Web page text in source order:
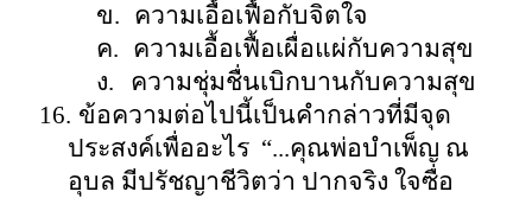
ข. ความเอื้อเฟื้อกับจิตใจ
ค. ความเอื้อเฟื้อเผื่อแผ่กับความสุข
ง.
ความชุ่มชื่นเบิกบานกับความสุข
16. ข้อความต่อไปนี้เป็นคำกล่าวที่มีจุด
ประสงค์เพื่ออะไร “...คุณพ่อบำเพ็ญ ณ
อุบล มีปรัชญาชีวิตว่า ปากจริง ใจซื่อ